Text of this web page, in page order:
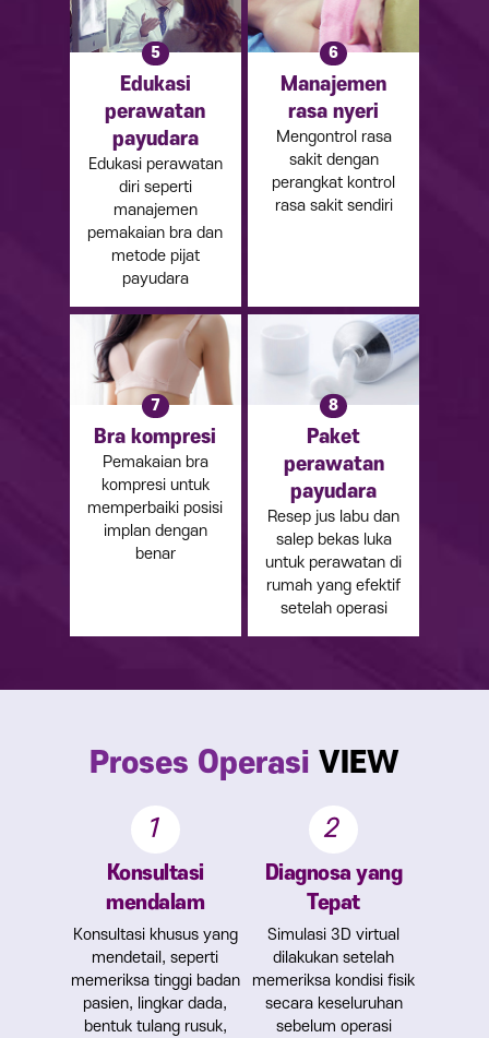
5
Edukasi
perawatan
payudara
Edukasi perawatan
diri seperti
manajemen
pemakaian bra dan
metode pijat
payudara
6
Manajemen
rasa nyeri
Mengontrol rasa
sakit dengan
perangkat kontrol
rasa sakit sendiri
7
Bra kompresi
Pemakaian bra
kompresi untuk
memperbaiki posisi
implan dengan
benar
8
Paket
perawatan
payudara
Resep jus labu dan
salep bekas luka
untuk perawatan di
rumah yang efektif
setelah operasi
Proses Operasi VIEW
1
Konsultasi
mendalam
Konsultasi khusus yang
mendetail, seperti
memeriksa tinggi badan
pasien, lingkar dada,
bentuk tulang rusuk,
2
Diagnosa yang
Tepat
Simulasi 3D virtual
dilakukan setelah
memeriksa kondisi fisik
secara keseluruhan
sebelum operasi